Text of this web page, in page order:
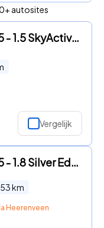
autosites
Mazda MX-5 - 1.5 SkyActiv-G 132 Exclusive-Line | Van €50.399, - naar €42.
Vergelijk
Mazda MX-5 - 1.8 Silver Edition Navigatie | Bluetooth | Stoelverwarming |
km
Heerenveen